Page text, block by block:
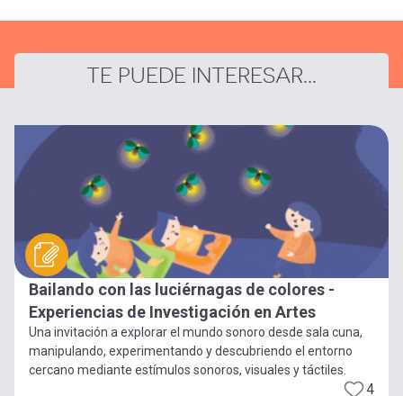
TE PUEDE INTERESAR...
Bailando con las luciérnagas de colores -
Experiencias de Investigación en Artes
Una invitación a explorar el mundo sonoro desde sala cuna,
manipulando, experimentando y descubriendo el entorno
cercano mediante estímulos sonoros, visuales y táctiles.
4